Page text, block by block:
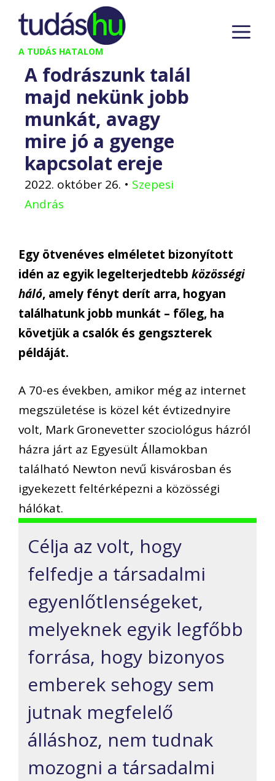
Kilépés
tartalomba
A TUDÁS HATALOM
A fodrászunk talál
majd nekünk jobb
munkát, avagy
mire jó a gyenge
kapcsolat ereje
2022. október 26. • Szepesi
András
Egy ötvenéves elméletet bizonyított
idén az egyik legelterjedtebb közösségi
háló, amely fényt derít arra, hogyan
találhatunk jobb munkát – főleg, ha
követjük a csalók és gengszterek
példáját.
A 70-es években, amikor még az internet
megszületése is közel két évtizednyire
volt, Mark Gronevetter szociológus házról
házra járt az Egyesült Államokban
található Newton nevű kisvárosban és
igyekezett feltérképezni a közösségi
hálókat.
Célja az volt, hogy
felfedje a társadalmi
egyenlőtlenségeket,
melyeknek egyik legfőbb
forrása, hogy bizonyos
emberek sehogy sem
jutnak megfelelő
álláshoz, nem tudnak
mozogni a társadalmi